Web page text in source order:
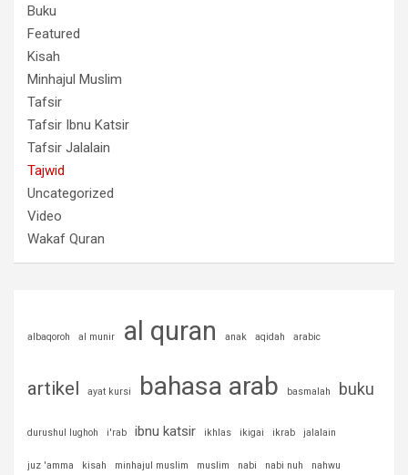
Buku
Featured
Kisah
Minhajul Muslim
Tafsir
Tafsir Ibnu Katsir
Tafsir Jalalain
Tajwid
Uncategorized
Video
Wakaf Quran
albaqoroh al munir al quran anak aqidah arabic
artikel ayat kursi bahasa arab basmalah buku
durushul lughoh i'rab ibnu katsir ikhlas ikigai ikrab jalalain
juz 'amma kisah minhajul muslim muslim nabi nabi nuh nahwu